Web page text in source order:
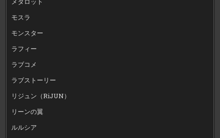
モスラ
モンスター
ラフィー
ラブコメ
ラブストーリー
リジュン（RiJUN）
リーンの翼
ルルシア